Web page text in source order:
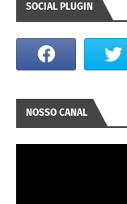
SOCIAL PLUGIN
NOSSO CANAL